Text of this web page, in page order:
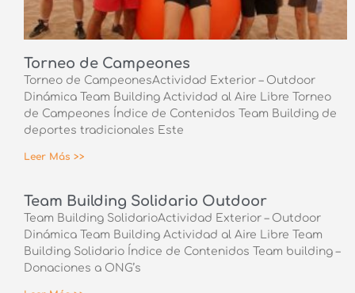
Torneo de Campeones
Torneo de CampeonesActividad Exterior – Outdoor
Dinámica Team Building Actividad al Aire Libre Torneo
de Campeones Índice de Contenidos Team Building de
deportes tradicionales Este
Leer Más >>
Team Building Solidario Outdoor
Team Building SolidarioActividad Exterior – Outdoor
Dinámica Team Building Actividad al Aire Libre Team
Building Solidario Índice de Contenidos Team building –
Donaciones a ONG’s